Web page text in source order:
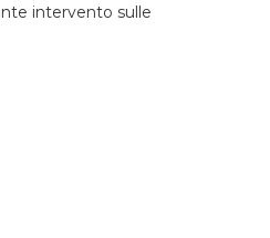
intervento sulle